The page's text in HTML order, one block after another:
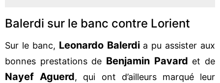
Balerdi sur le banc contre Lorient
Sur le banc, Leonardo Balerdi a pu assister aux
bonnes prestations de Benjamin Pavard et de
Nayef Aguerd, qui ont d’ailleurs marqué leur